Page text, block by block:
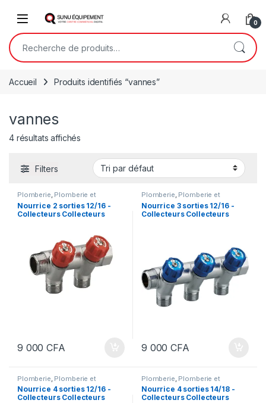
Open 0
Recherche pour :
Accueil Produits identifiés “vannes”
vannes
4 résultats affichés
Filters
Plomberie, Plomberie et
Sanitaire Robinetterie
Nourrice 2 sorties 12/16 -
Collecteurs Collecteurs
9 000CFA
Plomberie, Plomberie et
Sanitaire Robinetterie
Nourrice 3 sorties 12/16 -
Collecteurs Collecteurs
9 000CFA
Plomberie Plomberie et
Sanitaire Robinetterie
Nourrice 4 sorties 12/16 -
Collecteurs Collecteurs
Plomberie Plomberie et
Sanitaire Robinetterie
Nourrice 4 sorties 14/18 -
Collecteurs Collecteurs